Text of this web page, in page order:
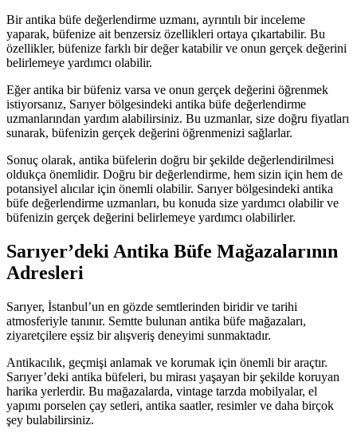
Bir antika büfe değerlendirme uzmanı, ayrıntılı bir inceleme
yaparak, büfenize ait benzersiz özellikleri ortaya çıkartabilir. Bu
özellikler, büfenize farklı bir değer katabilir ve onun gerçek değerini
belirlemeye yardımcı olabilir.
Eğer antika bir büfeniz varsa ve onun gerçek değerini öğrenmek
istiyorsanız, Sarıyer bölgesindeki antika büfe değerlendirme
uzmanlarından yardım alabilirsiniz. Bu uzmanlar, size doğru fiyatları
sunarak, büfenizin gerçek değerini öğrenmenizi sağlarlar.
Sonuç olarak, antika büfelerin doğru bir şekilde değerlendirilmesi
oldukça önemlidir. Doğru bir değerlendirme, hem sizin için hem de
potansiyel alıcılar için önemli olabilir. Sarıyer bölgesindeki antika
büfe değerlendirme uzmanları, bu konuda size yardımcı olabilir ve
büfenizin gerçek değerini belirlemeye yardımcı olabilirler.
Sarıyer’deki Antika Büfe Mağazalarının
Adresleri
Sarıyer, İstanbul’un en gözde semtlerinden biridir ve tarihi
atmosferiyle tanınır. Semtte bulunan antika büfe mağazaları,
ziyaretçilere eşsiz bir alışveriş deneyimi sunmaktadır.
Antikacılık, geçmişi anlamak ve korumak için önemli bir araçtır.
Sarıyer’deki antika büfeleri, bu mirası yaşayan bir şekilde koruyan
harika yerlerdir. Bu mağazalarda, vintage tarzda mobilyalar, el
yapımı porselen çay setleri, antika saatler, resimler ve daha birçok
şey bulabilirsiniz.